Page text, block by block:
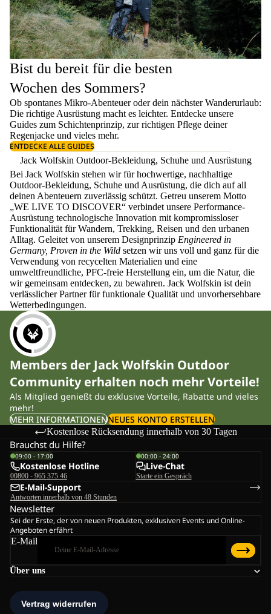
Bist du bereit für die besten
Wochen des Sommers?
Ob spontanes Mikro-Abenteuer oder dein nächster Wanderurlaub:
Die richtige Ausrüstung macht es leichter. Entdecke unsere
Guides zum Schichtenprinzip, zur richtigen Pflege deiner
Regenjacke und vieles mehr.
ENTDECKE ALLE GUIDES
Jack Wolfskin Outdoor-Bekleidung, Schuhe und Ausrüstung
Bei Jack Wolfskin stehen wir für hochwertige, nachhaltige
Outdoor-Bekleidung, Schuhe und Ausrüstung, die dich auf all
deinen Abenteuern zuverlässig schützt. Getreu unserem Motto
„WE LIVE TO DISCOVER“ verbindet unsere Performance-
Ausrüstung technologische Innovation mit kompromissloser
Funktionalität für Wandern, Trekking, Reisen und den urbanen
Alltag. Geleitet von unserem Designprinzip Engineered in
Germany, Proven in the Wild setzen wir uns voll und ganz für die
Verwendung von recycelten Materialien und eine
umweltfreundliche, PFC-freie Herstellung ein, um die Natur, die
wir gemeinsam entdecken, zu bewahren. Jack Wolfskin ist dein
verlässlicher Partner für funktionale Qualität und unvorhersehbare
Wetterbedingungen.
Members der Jack Wolfskin Outdoor
Community erhalten noch mehr Vorteile!
Als Mitglied genießt du exklusive Vorteile, Rabatte und vieles
mehr!
MEHR INFORMATIONENNEUES KONTO ERSTELLEN
Kostenlose Rücksendung innerhalb von 30 Tagen
Über uns
Brauchst du Hilfe?
09:00 - 17:00
Kostenlose Hotline
00800 - 965 375 46
00:00 - 24:00
Live-Chat
Starte ein Gespräch
E-Mail-Support
Antworten innerhalb von 48 Stunden
Newsletter
Sei der Erste, der von neuen Produkten, exklusiven Events und Online-
Angeboten erfährt
E-Mail